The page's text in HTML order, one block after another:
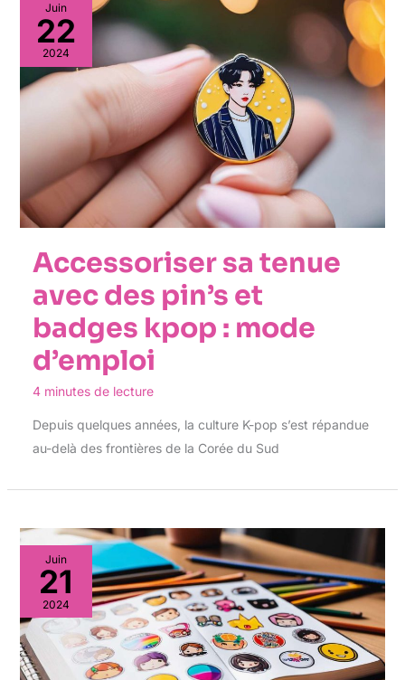
Juin
22
2024
Accessoriser sa tenue
avec des pin’s et
badges kpop : mode
d’emploi
4 minutes de lecture
Depuis quelques années, la culture K-pop s’est répandue
au-delà des frontières de la Corée du Sud
Juin
21
2024